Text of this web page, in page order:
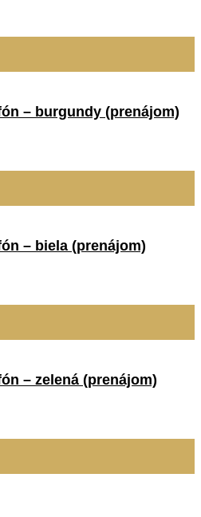
– burgundy (prenájom)
– biela (prenájom)
– zelená (prenájom)